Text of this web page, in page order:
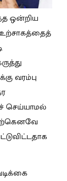
ஒன்றிய
உற்சாகத்தைத்
வரம்பு
செய்யாமல்